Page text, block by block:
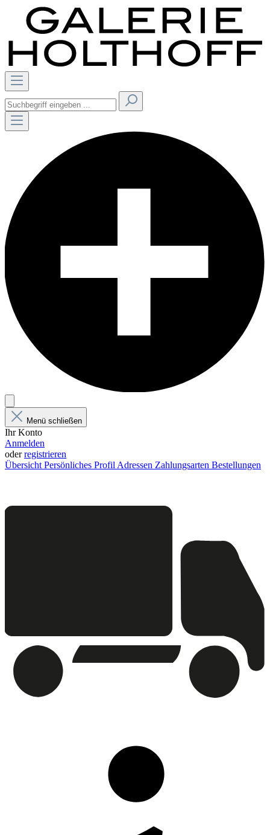
Menü schließen
Ihr Konto
Anmelden
oderregistrieren
Übersicht Persönliches Profil Adressen Zahlungsarten Bestellungen